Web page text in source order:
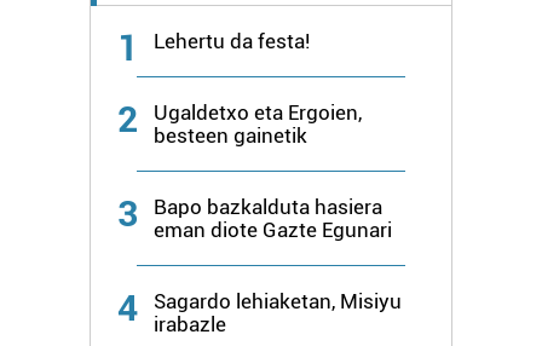
1 Lehertu da festa!
2
Ugaldetxo eta Ergoien,
besteen gainetik
3
Bapo bazkalduta hasiera
eman diote Gazte Egunari
4
Sagardo lehiaketan, Misiyu
irabazle